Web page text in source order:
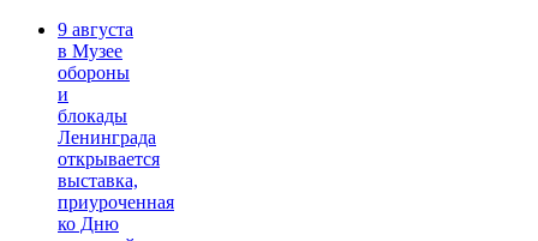
9 августа
в Музее
обороны
и
блокады
Ленинграда
открывается
выставка,
приуроченная
ко Дню